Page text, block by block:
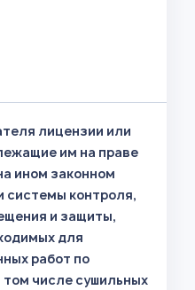
лицензии или
им на праве
ином законном
системы контроля,
и защиты,
для
работ по
числе сушильных